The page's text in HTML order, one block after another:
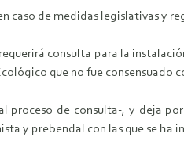
caso de medidas legislativas y
consulta para la
que no fue consensuado
proceso de consulta-, y deja
y prebendal con las que se ha